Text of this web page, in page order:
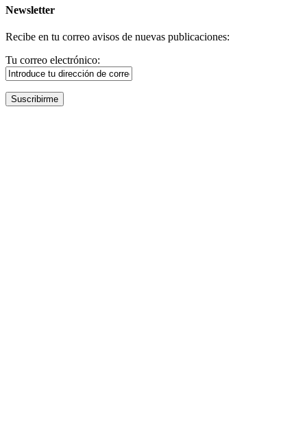
Newsletter
Recibe en tu correo avisos de nuevas publicaciones:
Tu correo electrónico: